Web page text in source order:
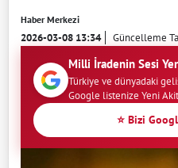
Haber Merkezi
2026-03-08 13:34 Güncelleme
Milli İradenin Sesi
Türkiye ve dünyadaki
Google listenize Yeni
⭐ Bizi